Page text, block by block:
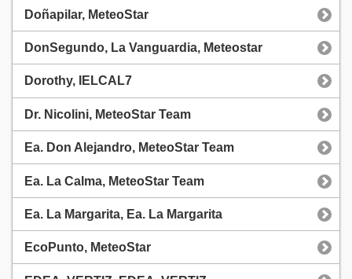
Doñapilar, MeteoStar
DonSegundo, La Vanguardia, Meteostar
Dorothy, IELCAL7
Dr. Nicolini, MeteoStar Team
Ea. Don Alejandro, MeteoStar Team
Ea. La Calma, MeteoStar Team
Ea. La Margarita, Ea. La Margarita
EcoPunto, MeteoStar